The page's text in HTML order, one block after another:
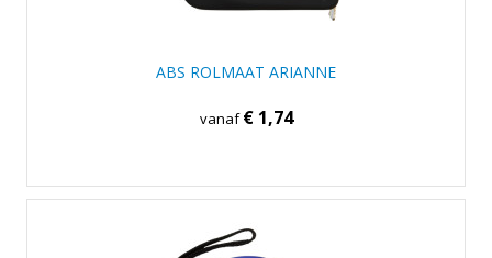
ABS ROLMAAT ARIANNE
vanaf€ 1,74